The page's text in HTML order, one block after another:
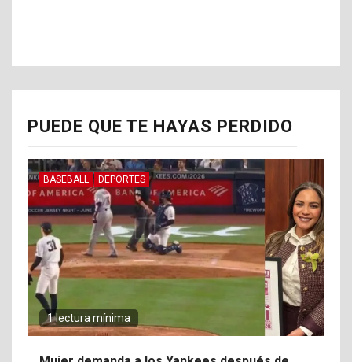
PUEDE QUE TE HAYAS PERDIDO
BASEBALL DEPORTES
1 lectura mínima